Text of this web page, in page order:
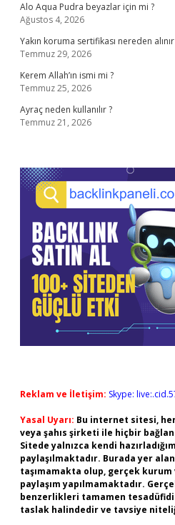
Alo Aqua Pudra beyazlar için mi ?
Ağustos 4, 2026
Yakın koruma sertifikası nereden alınır
Temmuz 29, 2026
Kerem Allah’ın ismi mi ?
Temmuz 25, 2026
Ayraç neden kullanılır ?
Temmuz 21, 2026
Reklam ve İletişim: Skype:
Yasal Uyarı: Bu internet sitesi,
veya şahıs şirketi ile hiçbir
Sitede yalnızca kendi
paylaşılmaktadır. Burada yer
taşımamakta olup, gerçek kurum
paylaşım yapılmamaktadır.
benzerlikleri tamamen
taslak halindedir ve tavsiye